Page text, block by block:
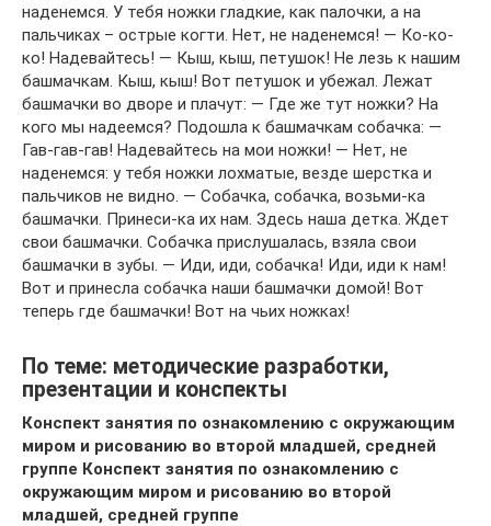
наденемся. У тебя ножки гладкие, как палочки, а на
пальчиках – острые когти. Нет, не наденемся! — Ко-ко-
ко! Надевайтесь! — Кыш, кыш, петушок! Не лезь к нашим
башмачкам. Кыш, кыш! Вот петушок и убежал. Лежат
башмачки во дворе и плачут: — Где же тут ножки? На
кого мы надеемся? Подошла к башмачкам собачка: —
Гав-гав-гав! Надевайтесь на мои ножки! — Нет, не
наденемся: у тебя ножки лохматые, везде шерстка и
пальчиков не видно. — Собачка, собачка, возьми-ка
башмачки. Принеси-ка их нам. Здесь наша детка. Ждет
свои башмачки. Собачка прислушалась, взяла свои
башмачки в зубы. — Иди, иди, собачка! Иди, иди к нам!
Вот и принесла собачка наши башмачки домой! Вот
теперь где башмачки! Вот на чьих ножках!
По теме: методические разработки,
презентации и конспекты
Конспект занятия по ознакомлению с окружающим
миром и рисованию во второй младшей, средней
группе Конспект занятия по ознакомлению с
окружающим миром и рисованию во второй
младшей, средней группе